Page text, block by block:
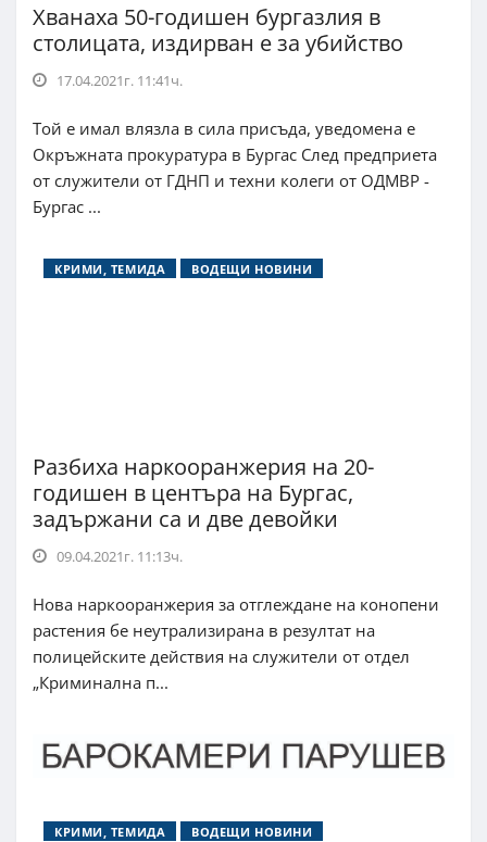
Хванаха 50-годишен бургазлия в
столицата, издирван е за убийство
17.04.2021г. 11:41ч.
Той е имал влязла в сила присъда, уведомена е
Окръжната прокуратура в Бургас След предприета
от служители от ГДНП и техни колеги от ОДМВР -
Бургас ...
КРИМИ, ТЕМИДА ВОДЕЩИ НОВИНИ
Разбиха наркооранжерия на 20-
годишен в центъра на Бургас,
задържани са и две девойки
09.04.2021г. 11:13ч.
Нова наркооранжерия за отглеждане на конопени
растения бе неутрализирана в резултат на
полицейските действия на служители от отдел
„Криминална п...
КРИМИ, ТЕМИДА ВОДЕЩИ НОВИНИ